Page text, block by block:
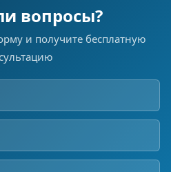
вопросы?
и получите бесплатную